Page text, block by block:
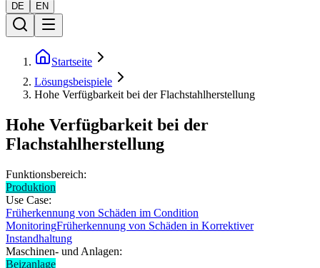
DE EN
Startseite
Lösungsbeispiele
Hohe Verfügbarkeit bei der Flachstahlherstellung
Hohe Verfügbarkeit bei der
Flachstahlherstellung
Funktionsbereich:
Produktion
Use Case:
Früherkennung von Schäden im Condition
MonitoringFrüherkennung von Schäden in Korrektiver
Instandhaltung
Maschinen- und Anlagen:
Beizanlage